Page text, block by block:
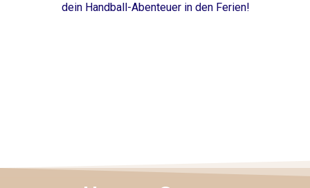
dein Handball-Abenteuer in den Ferien!